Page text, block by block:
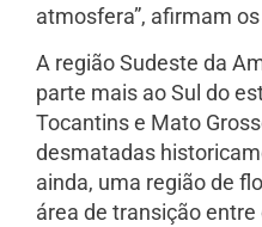
atmosfera”, afirmam
A região Sudeste da
parte mais ao Sul do
Tocantins e Mato
desmatadas
ainda, uma região de
área de transição